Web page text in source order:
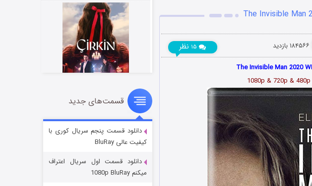
۱۸۴۵۶۶ بازدید ۱۵ نظر
سریال زشت
قسمت۲ (زیرنویس) منتشر شد
قسمت‌های جدید
دانلود قسمت پنجم سریال کوری با
کیفیت عالی BluRay
دانلود قسمت اول سریال اعتراف
میکنم 1080p BluRay